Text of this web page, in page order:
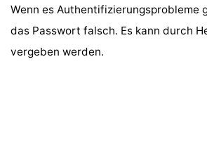
Wenn es Authentifizierungsprobleme
das Passwort falsch. Es kann durch
vergeben werden.